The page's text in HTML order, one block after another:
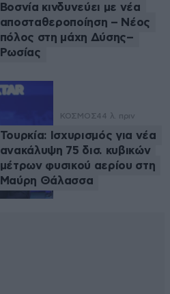
Βοσνία κινδυνεύει με νέα
αποσταθεροποίηση – Νέος
πόλος στη μάχη Δύσης–
Ρωσίας
ΚΟΣΜΟΣ44 λ. πριν
Τουρκία: Ισχυρισμός για νέα
ανακάλυψη 75 δισ. κυβικών
μέτρων φυσικού αερίου στη
Μαύρη Θάλασσα